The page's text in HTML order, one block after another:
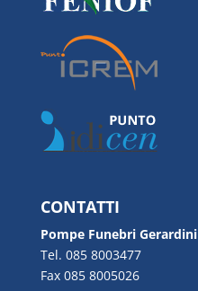
CONTATTI
Pompe Funebri Gerardini
Tel. 085 8003477
Fax 085 8005026